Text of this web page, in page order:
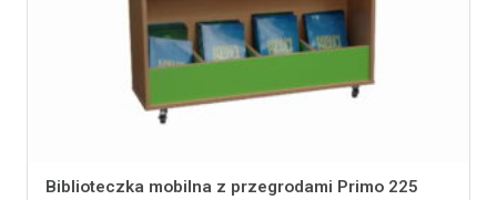
Biblioteczka mobilna z przegrodami Primo 225